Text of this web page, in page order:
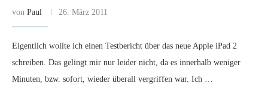
von Paul 26. März 2011
Eigentlich wollte ich einen Testbericht über das neue Apple iPad 2
schreiben. Das gelingt mir nur leider nicht, da es innerhalb weniger
Minuten, bzw. sofort, wieder überall vergriffen war. Ich …